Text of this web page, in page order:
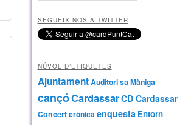
SEGUEIX-NOS A TWITTER
NÚVOL D’ETIQUETES
AjuntamentAuditori sa Màniga
cançóCardassarCD Cardassar
Concertcrònicaenquesta Entorn